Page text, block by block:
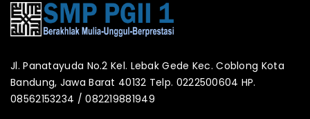
Jl. Panatayuda No.2 Kel. Lebak Gede Kec. Coblong Kota
Bandung, Jawa Barat 40132 Telp. 0222500604 HP.
08562153234 / 082219881949